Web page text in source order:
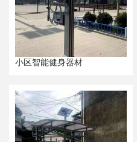
小区智能健身器材